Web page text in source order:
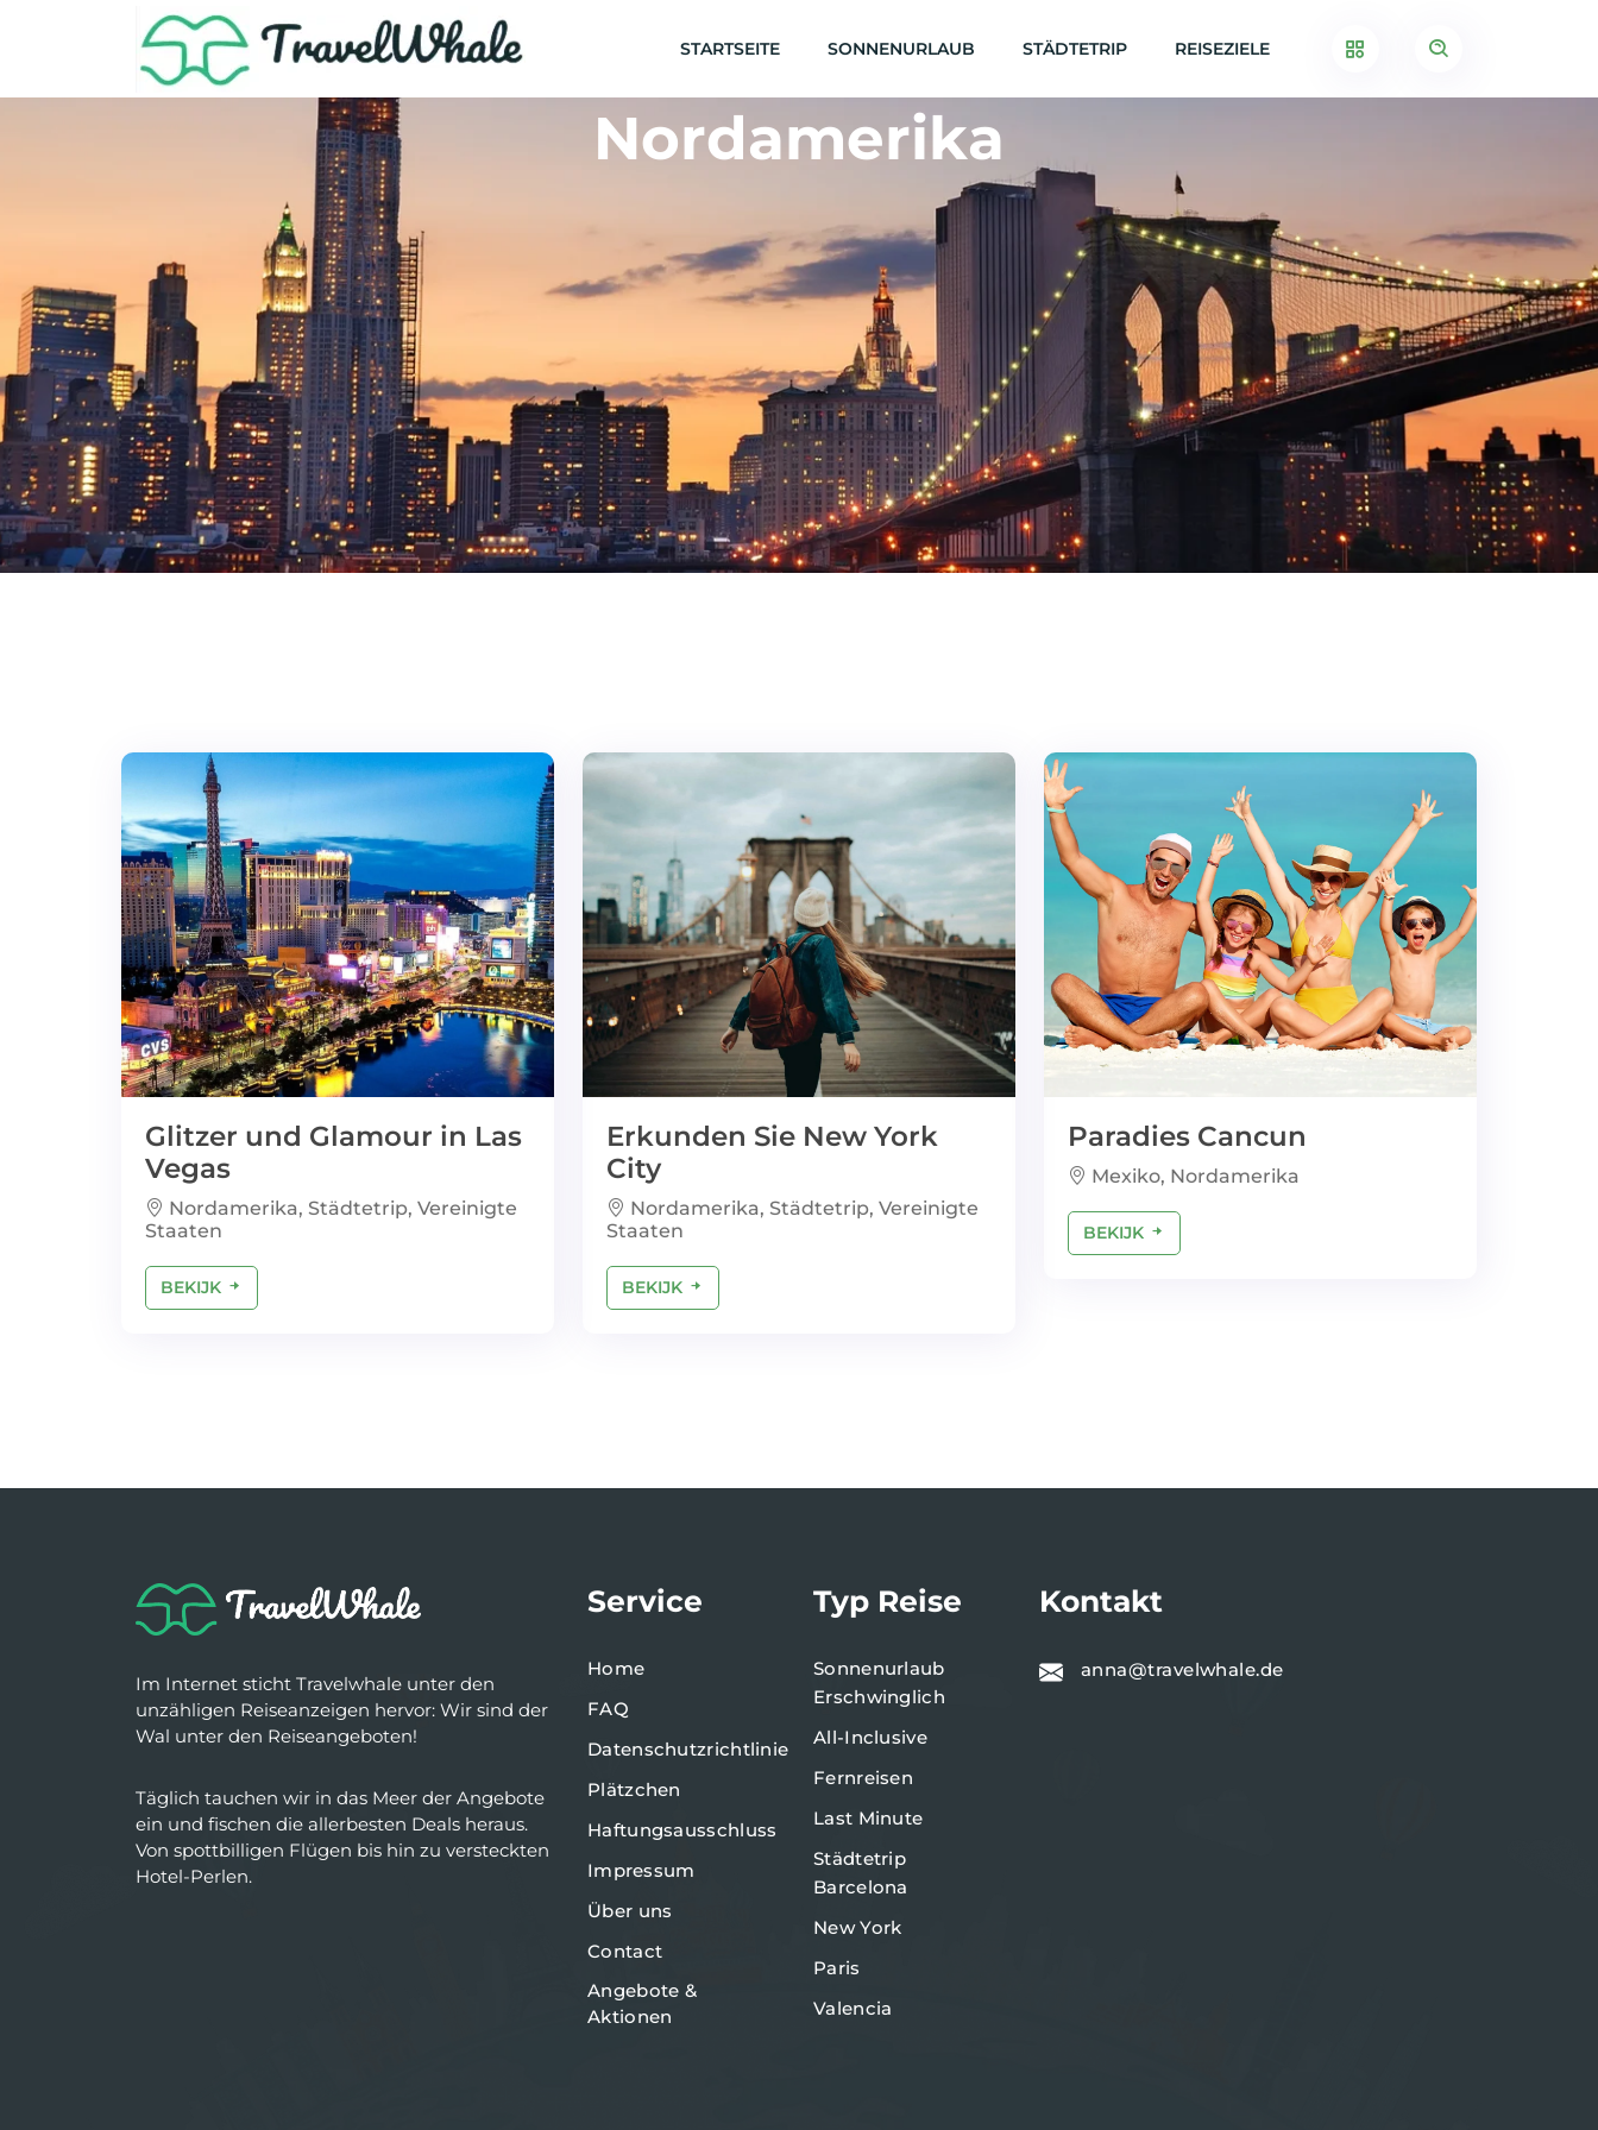
STARTSEITE SONNENURLAUB STÄDTETRIP REISEZIELE
Nordamerika
Glitzer und Glamour in Las
Vegas
Nordamerika, Städtetrip, Vereinigte
Staaten
BEKIJK
Erkunden Sie New York
City
Nordamerika, Städtetrip, Vereinigte
Staaten
BEKIJK
Paradies Cancun
Mexiko, Nordamerika
BEKIJK
Im Internet sticht Travelwhale unter den
unzähligen Reiseanzeigen hervor: Wir sind der
Wal unter den Reiseangeboten!
Täglich tauchen wir in das Meer der Angebote
ein und fischen die allerbesten Deals heraus.
Von spottbilligen Flügen bis hin zu versteckten
Hotel-Perlen.
Service
Home
FAQ
Datenschutzrichtlinie
Plätzchen
Haftungsausschluss
Impressum
Über uns
Contact
Angebote &
Aktionen
Typ Reise
Sonnenurlaub
Erschwinglich
All-Inclusive
Fernreisen
Last Minute
Städtetrip
Barcelona
New York
Paris
Valencia
Kontakt
anna@travelwhale.de